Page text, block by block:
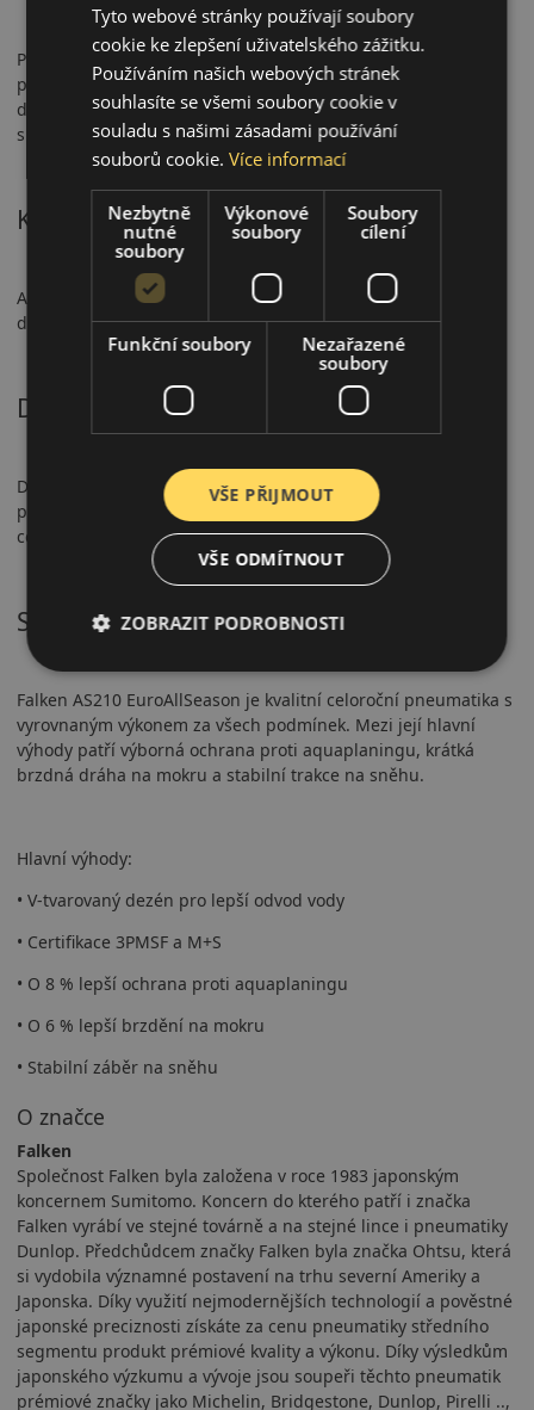
Pneumatika má certifikaci 3PMSF a M+S, což z ní činí
plnohodnotnou celoroční volbu. Nabízí krátkou brzdnou
dráhu na mokru, stabilní ovladatelnost a spolehlivý výkon na
sněhu.
Komfort a hlučnost
AS210 poskytuje vyváženou jízdu a mírnou hlučnost (69–72
dB). Je vhodná pro městský provoz i delší cestování.
Doporučené použití
Doporučena pro osobní vozy v městském i meziměstském
provozu. Ideální pro řidiče hledající bezpečné a komfortní
celoroční řešení.
Shrnutí
Falken AS210 EuroAllSeason je kvalitní celoroční pneumatika s
vyrovnaným výkonem za všech podmínek. Mezi její hlavní
výhody patří výborná ochrana proti aquaplaningu, krátká
brzdná dráha na mokru a stabilní trakce na sněhu.
Hlavní výhody:
• V-tvarovaný dezén pro lepší odvod vody
• Certifikace 3PMSF a M+S
• O 8 % lepší ochrana proti aquaplaningu
• O 6 % lepší brzdění na mokru
• Stabilní záběr na sněhu
O značce
Falken
Společnost Falken byla založena v roce 1983 japonským
koncernem Sumitomo. Koncern do kterého patří i značka
Falken vyrábí ve stejné továrně a na stejné lince i pneumatiky
Dunlop. Předchůdcem značky Falken byla značka Ohtsu, která
si vydobila významné postavení na trhu severní Ameriky a
Japonska. Díky využití nejmodernějších technologií a pověstné
japonské preciznosti získáte za cenu pneumatiky středního
segmentu produkt prémiové kvality a výkonu. Díky výsledkům
japonského výzkumu a vývoje jsou soupeři těchto pneumatik
prémiové značky jako Michelin, Bridgestone, Dunlop, Pirelli ..,
Tyto webové stránky používají soubory
cookie ke zlepšení uživatelského zážitku.
Používáním našich webových stránek
souhlasíte se všemi soubory cookie v
souladu s našimi zásadami používání
souborů cookie.Více informací
Nezbytně
nutné
soubory
Výkonové
soubory
Soubory
cílení
Funkční soubory
Nezařazené
soubory
VŠE PŘIJMOUT
VŠE ODMÍTNOUT
ZOBRAZIT PODROBNOSTI